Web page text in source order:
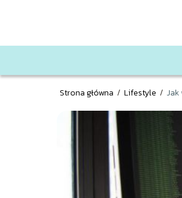
Strona główna / Lifestyle / Jak